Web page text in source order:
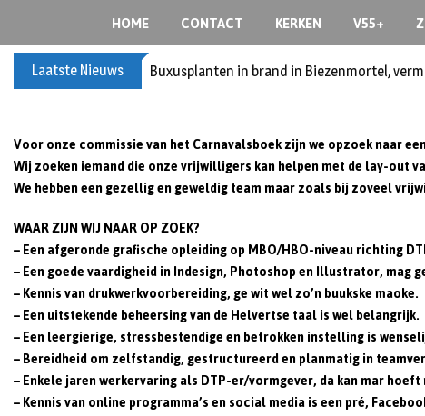
content
HOME CONTACT KERKEN V55+
Laatste Nieuws Buxusplanten in brand in Biezenmortel,
Voor onze commissie van het Carnavalsboek zijn we opzoek naar
Wij zoeken iemand die onze vrijwilligers kan helpen met de lay-out
We hebben een gezellig en geweldig team maar zoals bij zoveel
WAAR ZIJN WIJ NAAR OP ZOEK?
– Een afgeronde grafische opleiding op MBO/HBO-niveau richting
– Een goede vaardigheid in Indesign, Photoshop en Illustrator, mag
– Kennis van drukwerkvoorbereiding, ge wit wel zo’n buukske maoke.
– Een uitstekende beheersing van de Helvertse taal is wel belangrijk.
– Een leergierige, stressbestendige en betrokken instelling is
– Bereidheid om zelfstandig, gestructureerd en planmatig in
– Enkele jaren werkervaring als DTP-er/vormgever, da kan mar
– Kennis van online programma’s en social media is een pré,